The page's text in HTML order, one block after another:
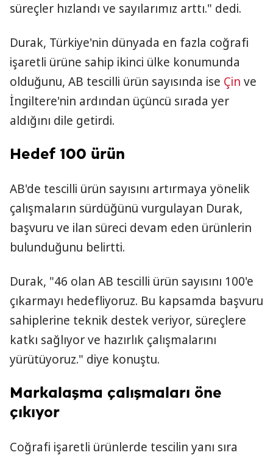
süreçler hızlandı ve sayılarımız arttı." dedi.
Durak, Türkiye'nin dünyada en fazla coğrafi
işaretli ürüne sahip ikinci ülke konumunda
olduğunu, AB tescilli ürün sayısında ise Çin ve
İngiltere'nin ardından üçüncü sırada yer
aldığını dile getirdi.
Hedef 100 ürün
AB'de tescilli ürün sayısını artırmaya yönelik
çalışmaların sürdüğünü vurgulayan Durak,
başvuru ve ilan süreci devam eden ürünlerin
bulunduğunu belirtti.
Durak, "46 olan AB tescilli ürün sayısını 100'e
çıkarmayı hedefliyoruz. Bu kapsamda başvuru
sahiplerine teknik destek veriyor, süreçlere
katkı sağlıyor ve hazırlık çalışmalarını
yürütüyoruz." diye konuştu.
Markalaşma çalışmaları öne
çıkıyor
Coğrafi işaretli ürünlerde tescilin yanı sıra